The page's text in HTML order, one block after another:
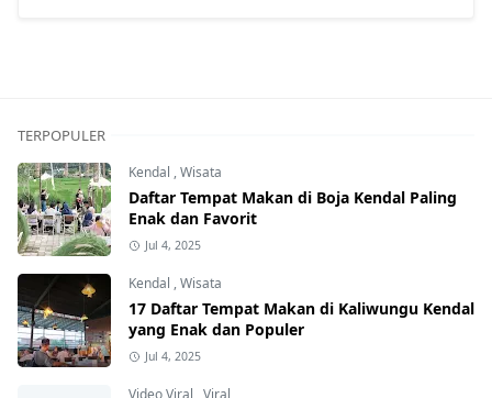
TERPOPULER
Kendal ,Wisata
Daftar Tempat Makan di Boja Kendal Paling
Enak dan Favorit
Jul 4, 2025
Kendal ,Wisata
17 Daftar Tempat Makan di Kaliwungu Kendal
yang Enak dan Populer
Jul 4, 2025
Video Viral Viral